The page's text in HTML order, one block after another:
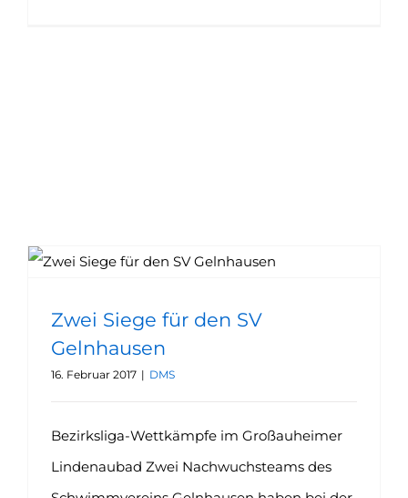
Zwei Siege für den SV
Gelnhausen
16. Februar 2017 | DMS
Bezirksliga-Wettkämpfe im Großauheimer
Lindenaubad Zwei Nachwuchsteams des